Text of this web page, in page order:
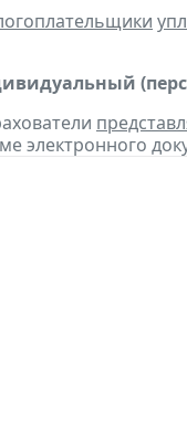
электронного